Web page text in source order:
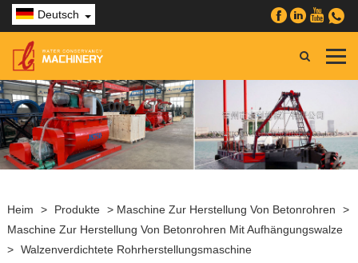
Deutsch
Heim > Produkte > Maschine Zur Herstellung Von Betonrohren
>
Maschine Zur Herstellung Von Betonrohren Mit Aufhängungswalze
> Walzenverdichtete Rohrherstellungsmaschine